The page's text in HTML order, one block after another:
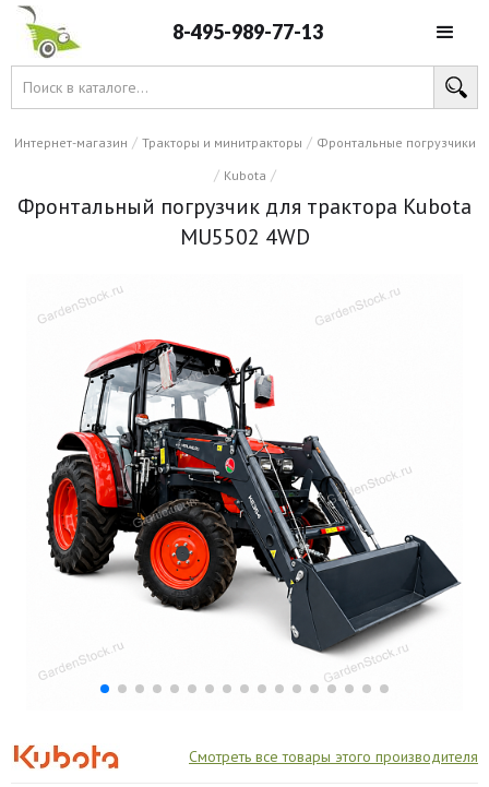
8-495-989-77-13
Интернет-магазин / Тракторы и минитракторы / Фронтальные погрузчики
/ Kubota /
Фронтальный погрузчик для трактора Kubota
MU5502 4WD
Смотреть все товары этого производителя